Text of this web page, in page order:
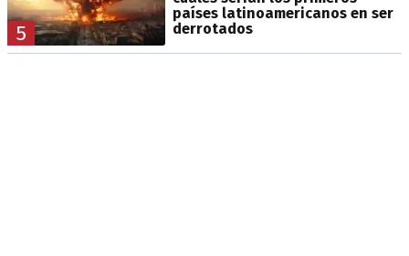
5
países latinoamericanos en ser
derrotados